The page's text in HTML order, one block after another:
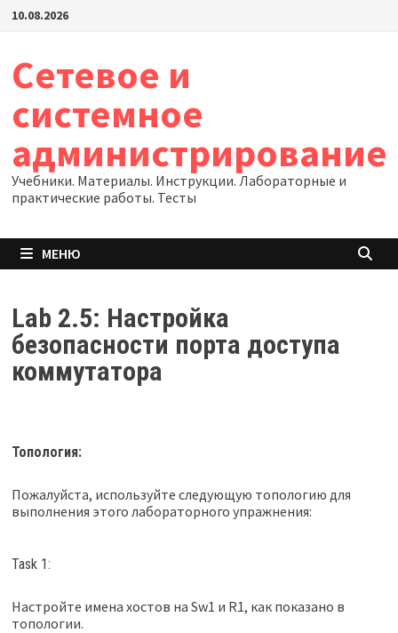
Перейти
10.08.2026
Сетевое и
системное
администрирование
Учебники. Материалы. Инструкции. Лабораторные и
практические работы. Тесты
МЕНЮ
Lab 2.5: Настройка
безопасности порта доступа
коммутатора
Топология:
Пожалуйста, используйте следующую топологию для
выполнения этого лабораторного упражнения:
Task 1:
Настройте имена хостов на Sw1 и R1, как показано в
топологии.